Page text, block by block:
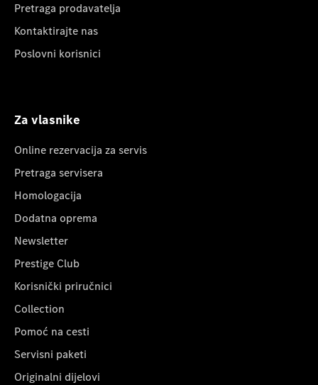
Pretraga prodavatelja
Kontaktirajte nas
Poslovni korisnici
Za vlasnike
Online rezervacija za servis
Pretraga servisera
Homologacija
Dodatna oprema
Newsletter
Prestige Club
Korisnički priručnici
Collection
Pomoć na cesti
Servisni paketi
Originalni dijelovi